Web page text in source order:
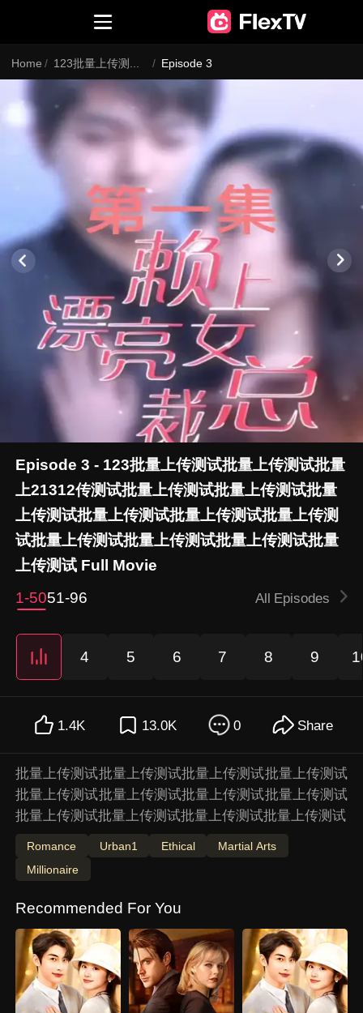
Home / 123批量上传测试批量上传测试批量上21312传测试批量上传测试批量上传测试批量上传测试批量上传测试批量上传测试批量上传测试批量上传测试批量上传测试批量上传测试批量上传测试 / Episode 3
Episode 3 - 123批量上传测试批量上传测试批量
上21312传测试批量上传测试批量上传测试批量
上传测试批量上传测试批量上传测试批量上传测
试批量上传测试批量上传测试批量上传测试批量
上传测试 Full Movie
1-5051-96 All Episodes
4 5 6 7 8 9
1.4K 13.0K 0 Share
批量上传测试批量上传测试批量上传测试批量上传测试
批量上传测试批量上传测试批量上传测试批量上传测试
批量上传测试批量上传测试批量上传测试批量上传测试
Romance Urban1 Ethical
Martial Arts
Millionaire
Recommended For You